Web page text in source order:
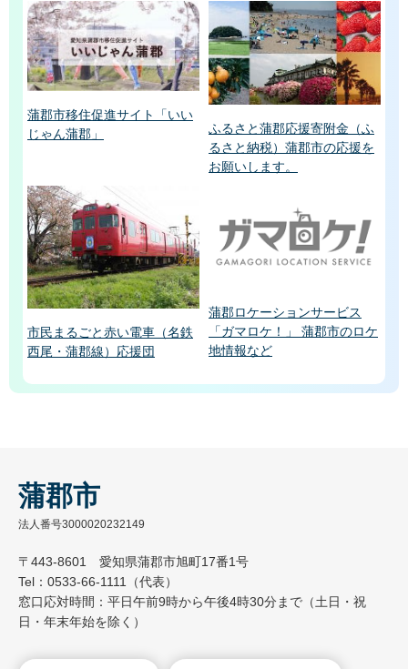
蒲郡市移住促進サイト「いい
じゃん蒲郡」
ふるさと蒲郡応援寄附金（ふ
るさと納税）蒲郡市の応援を
お願いします。
市民まるごと赤い電車（名鉄
西尾・蒲郡線）応援団
蒲郡ロケーションサービス
「ガマロケ！」 蒲郡市のロケ
地情報など
蒲郡市
法人番号3000020232149
〒443-8601 愛知県蒲郡市旭町17番1号
Tel：0533-66-1111（代表）
窓口応対時間：平日午前9時から午後4時30分まで（土日・祝
日・年末年始を除く）